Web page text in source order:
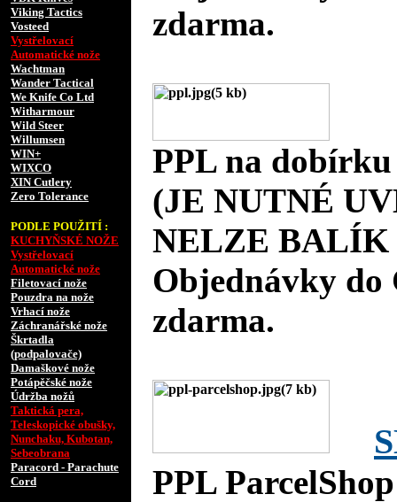
Viking Tactics
Vosteed
Vystřelovací
Automatické nože
Wachtman
Wander Tactical
We Knife Co Ltd
Witharmour
Wild Steer
Willumsen
WIN+
WIXCO
XIN Cutlery
Zero Tolerance
PODLE POUŽITÍ :
KUCHYŇSKÉ NOŽE
Vystřelovací
Automatické nože
Filetovací nože
Pouzdra na nože
Vrhací nože
Záchranářské nože
Škrtadla
(podpalovače)
Damaškové nože
Potápěčské nože
Údržba nožů
Taktická pera,
Teleskopické obušky,
Nunchaku, Kubotan,
Sebeobrana
Paracord - Parachute
Cord
zdarma.
PPL na
(JE NUTNÉ
NELZE BALÍK
Objednávky do
zdarma.
PPL